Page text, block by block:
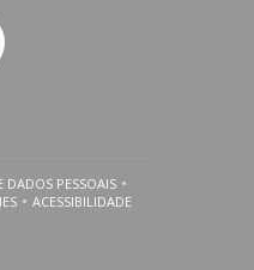
DADOS PESSOAIS
NUMA NOVA JANELA))
NOVA JANELA))
ACESSIBILIDADE((ABRE NUMA NOVA